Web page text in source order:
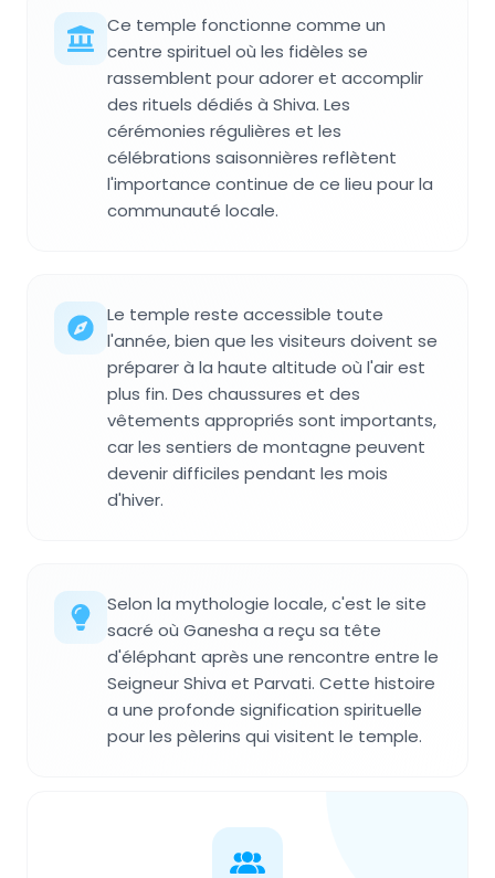
Ce temple fonctionne comme un
centre spirituel où les fidèles se
rassemblent pour adorer et accomplir
des rituels dédiés à Shiva. Les
cérémonies régulières et les
célébrations saisonnières reflètent
l'importance continue de ce lieu pour la
communauté locale.
Le temple reste accessible toute
l'année, bien que les visiteurs doivent se
préparer à la haute altitude où l'air est
plus fin. Des chaussures et des
vêtements appropriés sont importants,
car les sentiers de montagne peuvent
devenir difficiles pendant les mois
d'hiver.
Selon la mythologie locale, c'est le site
sacré où Ganesha a reçu sa tête
d'éléphant après une rencontre entre le
Seigneur Shiva et Parvati. Cette histoire
a une profonde signification spirituelle
pour les pèlerins qui visitent le temple.